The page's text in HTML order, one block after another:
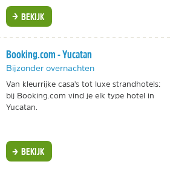
BEKIJK
Booking.com - Yucatan
Bijzonder overnachten
Van kleurrijke casa's tot luxe strandhotels:
bij Booking.com vind je elk type hotel in
Yucatan.
BEKIJK